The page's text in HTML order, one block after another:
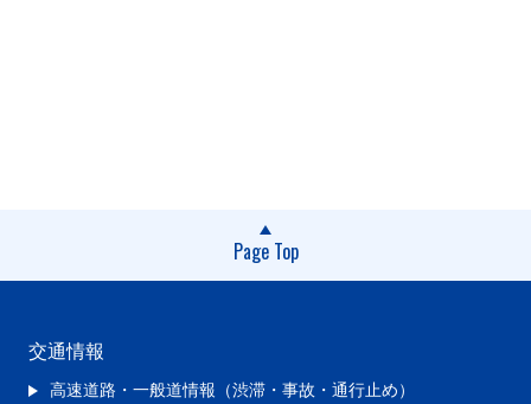
Page Top
交通情報
高速道路・一般道情報（渋滞・事故・通行止め）